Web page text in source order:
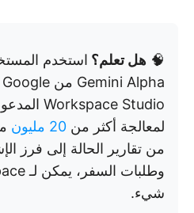
🧠 هل تعلم؟ استخدم
لمعالجة أكثر من 20 مليون
من تقارير الحالة إلى فرز
شيء.